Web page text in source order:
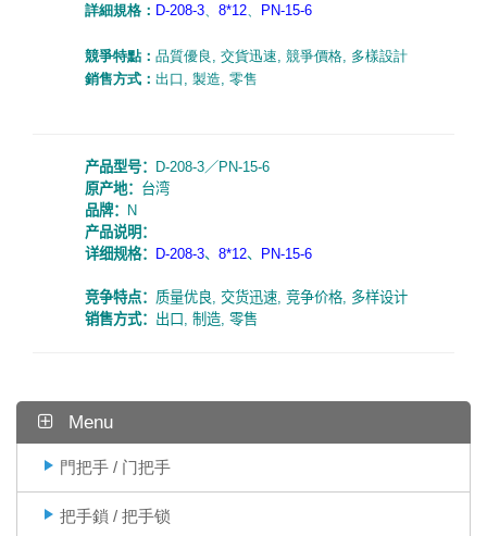
詳細規格： D-208-3 8*12 PN-15-6
競爭特點： 品質優良 交貨迅速 競爭價格 多樣設計
銷售方式： 出口 製造 零售
产品型号： D-208-3／PN-15-6
原产地： 台湾
品牌： N
产品说明：
详细规格： D-208-3、 8*12、 PN-15-6
竞争特点： 质量优良 交货迅速 竞争价格 多样设计
销售方式： 出口 制造 零售
Menu
門把手 / 门把手
把手鎖 / 把手锁